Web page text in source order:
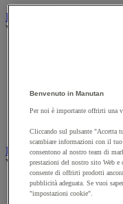
Illuminazione
Vedi tutte le categorie
Lampada portatile
Proiettore da
Torcia
Ingrassaggio e
Vedi tutte le categorie
Anti-aderente
Attrezzi per
Benvenuto in Manutan
Per noi è importante offrirti una
Cliccando sul pulsante "Accetta
scambiare informazioni con il
consentono al nostro team di
prestazioni del nostro sito Web e
consente di offrirti prodotti
pubblicità adeguata. Se vuoi
"impostazioni cookie".